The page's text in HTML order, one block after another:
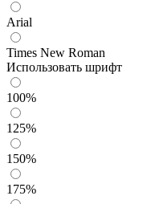
Arial
Times New Roman
Использовать шрифт
100%
125%
150%
175%